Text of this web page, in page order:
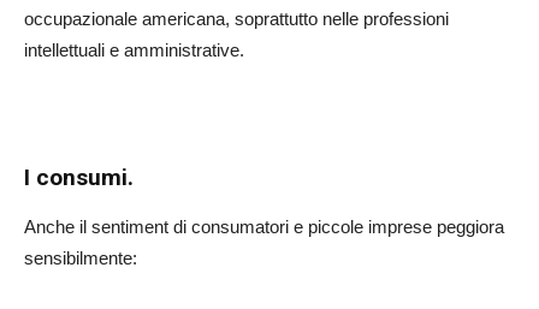
occupazionale americana, soprattutto nelle professioni
intellettuali e amministrative.
I consumi.
Anche il sentiment di consumatori e piccole imprese peggiora
sensibilmente: